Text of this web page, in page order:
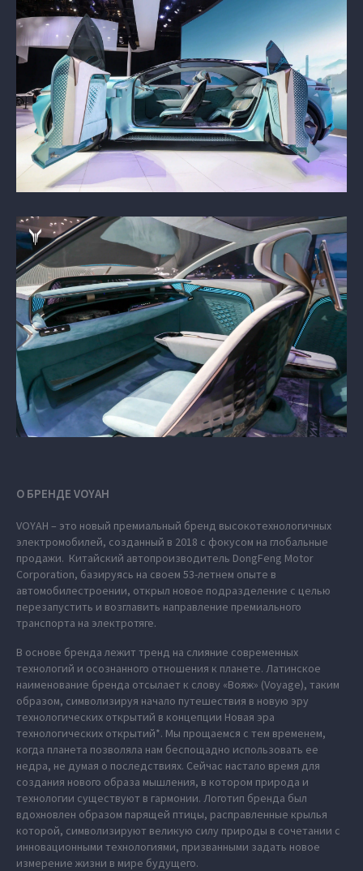
О БРЕНДЕ VOYAH
VOYAH – это новый премиальный бренд высокотехнологичных
электромобилей, созданный в 2018 с фокусом на глобальные
продажи. Китайский автопроизводитель DongFeng Motor
Corporation, базируясь на своем 53-летнем опыте в
автомобилестроении, открыл новое подразделение с целью
перезапустить и возглавить направление премиального
транспорта на электротяге.
В основе бренда лежит тренд на слияние современных
технологий и осознанного отношения к планете. Латинское
наименование бренда отсылает к слову «Вояж» (Voyage), таким
образом, символизируя начало путешествия в новую эру
технологических открытий в концепции Новая эра
технологических открытий*. Мы прощаемся с тем временем,
когда планета позволяла нам беспощадно использовать ее
недра, не думая о последствиях. Сейчас настало время для
создания нового образа мышления, в котором природа и
технологии существуют в гармонии. Логотип бренда был
вдохновлен образом парящей птицы, расправленные крылья
которой, символизируют великую силу природы в сочетании с
инновационными технологиями, призванными задать новое
измерение жизни в мире будущего.